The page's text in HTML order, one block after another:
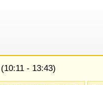
(10:11 - 13:43)